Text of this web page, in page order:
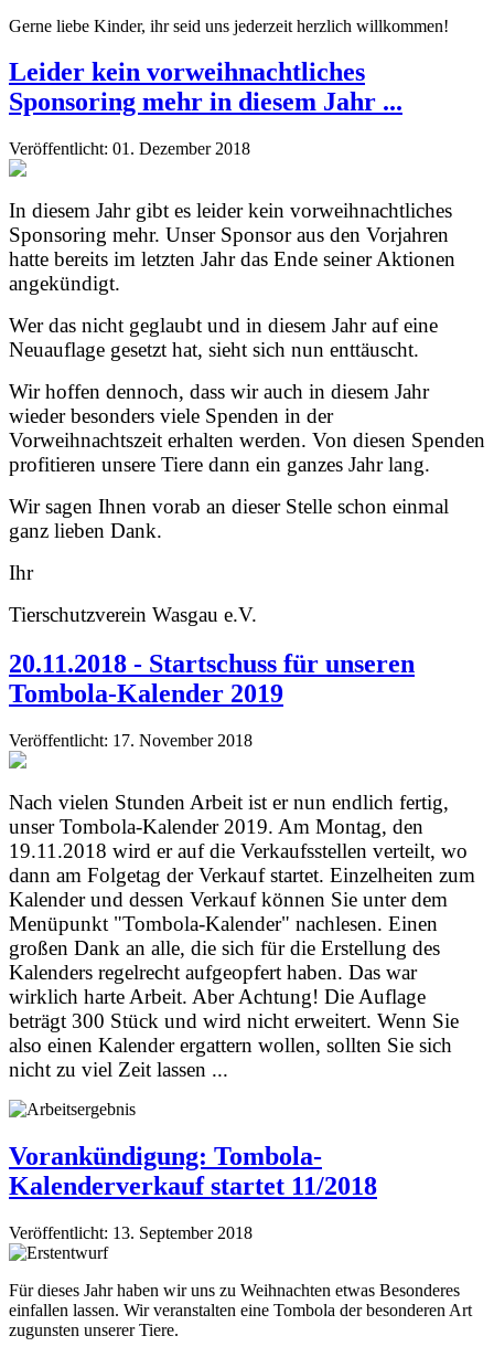
Gerne liebe Kinder, ihr seid uns jederzeit herzlich willkommen!
Leider kein vorweihnachtliches
Sponsoring mehr in diesem Jahr ...
Veröffentlicht: 01. Dezember 2018
In diesem Jahr gibt es leider kein vorweihnachtliches
Sponsoring mehr. Unser Sponsor aus den Vorjahren
hatte bereits im letzten Jahr das Ende seiner Aktionen
angekündigt.
Wer das nicht geglaubt und in diesem Jahr auf eine
Neuauflage gesetzt hat, sieht sich nun enttäuscht.
Wir hoffen dennoch, dass wir auch in diesem Jahr
wieder besonders viele Spenden in der
Vorweihnachtszeit erhalten werden. Von diesen Spenden
profitieren unsere Tiere dann ein ganzes Jahr lang.
Wir sagen Ihnen vorab an dieser Stelle schon einmal
ganz lieben Dank.
Ihr
Tierschutzverein Wasgau e.V.
20.11.2018 - Startschuss für unseren
Tombola-Kalender 2019
Veröffentlicht: 17. November 2018
Nach vielen Stunden Arbeit ist er nun endlich fertig,
unser Tombola-Kalender 2019. Am Montag, den
19.11.2018 wird er auf die Verkaufsstellen verteilt, wo
dann am Folgetag der Verkauf startet. Einzelheiten zum
Kalender und dessen Verkauf können Sie unter dem
Menüpunkt "Tombola-Kalender" nachlesen. Einen
großen Dank an alle, die sich für die Erstellung des
Kalenders regelrecht aufgeopfert haben. Das war
wirklich harte Arbeit. Aber Achtung! Die Auflage
beträgt 300 Stück und wird nicht erweitert. Wenn Sie
also einen Kalender ergattern wollen, sollten Sie sich
nicht zu viel Zeit lassen ...
Vorankündigung: Tombola-
Kalenderverkauf startet 11/2018
Veröffentlicht: 13. September 2018
Für dieses Jahr haben wir uns zu Weihnachten etwas Besonderes
einfallen lassen. Wir veranstalten eine Tombola der besonderen Art
zugunsten unserer Tiere.